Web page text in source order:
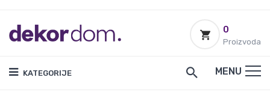
0
Proizvoda
KATEGORIJE MENU